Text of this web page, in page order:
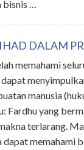
bisnis …
DALAM
memahami
manusia
Fardhu yang
terlarang.
memahami